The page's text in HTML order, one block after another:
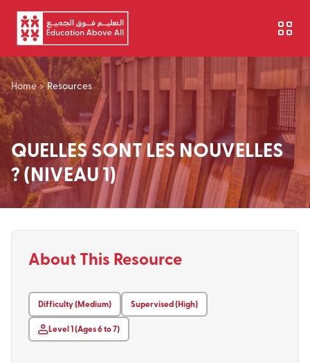
Aller au contenu principal
Home > Resources
QUELLES SONT LES NOUVELLES
? (NIVEAU 1)
About This Resource
Difficulty (Medium) Supervised (High)
Level 1 (Ages 6 to 7)